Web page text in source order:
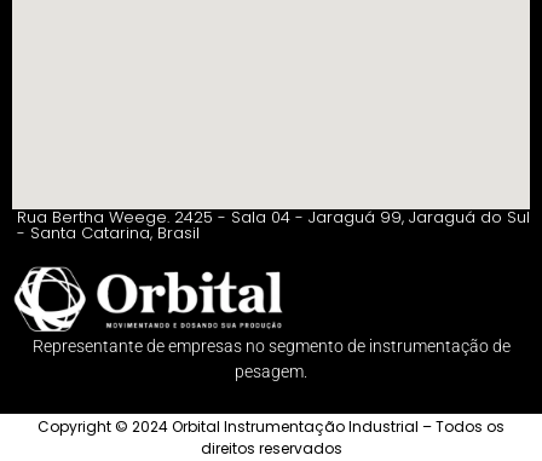
Rua Bertha Weege. 2425 - Sala 04 - Jaraguá 99, Jaraguá do Sul
- Santa Catarina, Brasil
Representante de empresas no segmento de instrumentação de
pesagem.
Copyright © 2024 Orbital Instrumentação Industrial – Todos os
direitos reservados